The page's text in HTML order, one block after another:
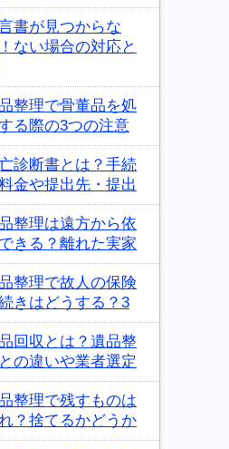
書が見つからな
ない場合の対応と
整理で骨董品を処
る際の3つの注意
診断書とは？手続
金や提出先・提出
整理は遠方から依
きる？離れた実家
整理で故人の保険
きはどうする？3
回収とは？遺品整
の違いや業者選定
整理で残すものは
？捨てるかどうか